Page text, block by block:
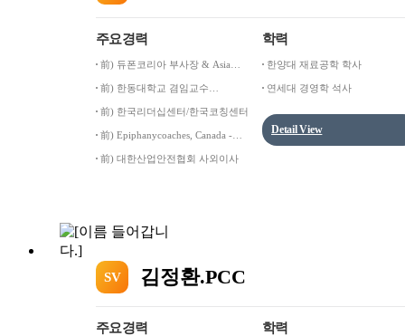
주요경력
前) 듀폰코리아 부사장 & Asia
前) 한동대학교 겸임교수
前) 한국리더십센터/한국코칭센터
前) Epiphanycoaches, Canada -
前) 대한산업안전협회 사외이사
학력
한양대 재료공학 학사
연세대 경영학 석사
Detail View
SV 김정환.PCC
주요경력 학력